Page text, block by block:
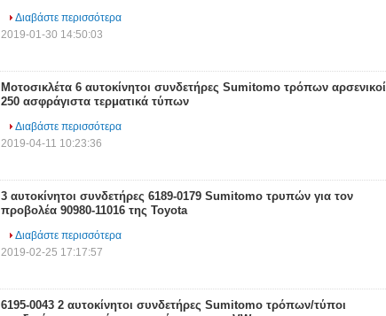
Διαβάστε περισσότερα
2019-01-30 14:50:03
Μοτοσικλέτα 6 αυτοκίνητοι συνδετήρες Sumitomo τρόπων αρσενικοί
250 ασφράγιστα τερματικά τύπων
Διαβάστε περισσότερα
2019-04-11 10:23:36
3 αυτοκίνητοι συνδετήρες 6189-0179 Sumitomo τρυπών για τον
προβολέα 90980-11016 της Toyota
Διαβάστε περισσότερα
2019-02-25 17:17:57
6195-0043 2 αυτοκίνητοι συνδετήρες Sumitomo τρόπων/τύποι